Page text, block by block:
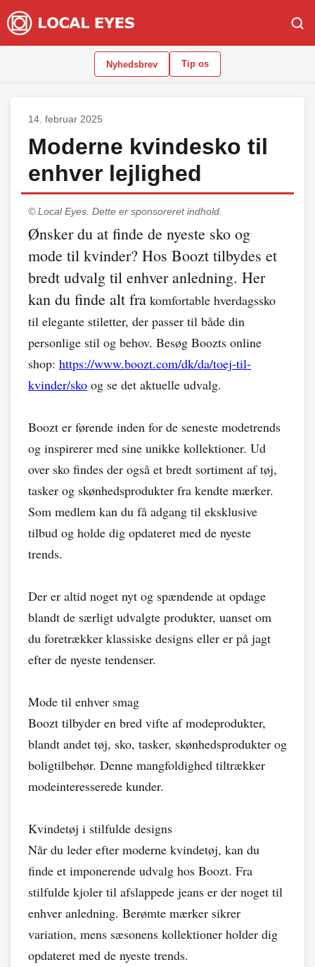
Nyhedsbrev Tip os
14. februar 2025
Moderne kvindesko til
enhver lejlighed
© Local Eyes. Dette er sponsoreret indhold.
Ønsker du at finde de nyeste sko og
mode til kvinder? Hos Boozt tilbydes et
bredt udvalg til enhver anledning. Her
kan du finde alt fra komfortable hverdagssko
til elegante stiletter, der passer til både din
personlige stil og behov. Besøg Boozts online
shop: https://www.boozt.com/dk/da/toej-til-
kvinder/sko og se det aktuelle udvalg.
Boozt er førende inden for de seneste modetrends
og inspirerer med sine unikke kollektioner. Ud
over sko findes der også et bredt sortiment af tøj,
tasker og skønhedsprodukter fra kendte mærker.
Som medlem kan du få adgang til eksklusive
tilbud og holde dig opdateret med de nyeste
trends.
Der er altid noget nyt og spændende at opdage
blandt de særligt udvalgte produkter, uanset om
du foretrækker klassiske designs eller er på jagt
efter de nyeste tendenser.
Mode til enhver smag
Boozt tilbyder en bred vifte af modeprodukter,
blandt andet tøj, sko, tasker, skønhedsprodukter og
boligtilbehør. Denne mangfoldighed tiltrækker
modeinteresserede kunder.
Kvindetøj i stilfulde designs
Når du leder efter moderne kvindetøj, kan du
finde et imponerende udvalg hos Boozt. Fra
stilfulde kjoler til afslappede jeans er der noget til
enhver anledning. Berømte mærker sikrer
variation, mens sæsonens kollektioner holder dig
opdateret med de nyeste trends.